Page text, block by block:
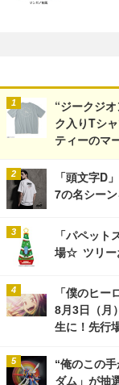
“ジークジ
ク入りTシ
ティーのマ
「頭文字D
7の名シー
「パペット
場☆ ツリー
「僕のヒ
8月3日（月
生に！先行
“俺のこの
ダム」が抽